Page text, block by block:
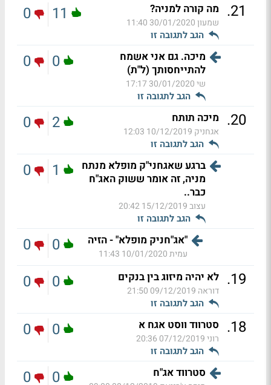
21
. מה קורה למניה?
שמעון30/01/2020 11:40
הגב לתגובה זו
11
0
מיכה. גם אני אשמח
להתייחסותך (ל"ת)
שי30/01/2020 17:17
הגב לתגובה זו
0
0
20
. מיכה תותח
אגחניק 10/12/2019 12:03
הגב לתגובה זו
2
0
ברגע שאגחני"ק מופלא מנתח
מניה, זה אומר ששוק האג"ח
כבר..
עצוב15/12/2019 20:42
הגב לתגובה זו
1
0
"אג"חניק מופלא" - הזיה
עמית10/01/2020 11:43
0
0
19
. לא יהיה מיזוג בין בנקים
דוראה 09/12/2019 21:50
הגב לתגובה זו
0
0
18
. סטרווד ווסט אגח א
רוני07/12/2019 20:36
הגב לתגובה זו
0
0
סטרווד אג"ח 0
0